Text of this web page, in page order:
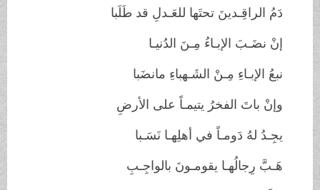
دَمُ الراقِـدينَ تحتَها للعَـدلِ قد طَلَبا
إنْ نضَـبَ الإبـاءُ مِـنَ الدُنيـا
نبعُ الإبـاءِ مِـنْ الشَـهباءِ مانضَبا
وإنْ باتَ الفخرُ يتيمـاً على الأرضِ
يجِـدُ لهُ دَومـاً في أهلِهـا نَسَـبا
هَـبَّ رِجالُهـا يقومـونَ بالواجِـبِ